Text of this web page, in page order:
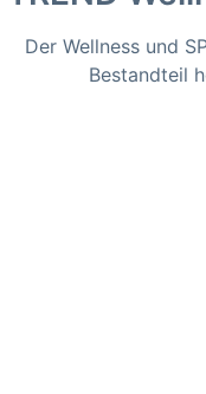
Der Wellness und
Bestandteil